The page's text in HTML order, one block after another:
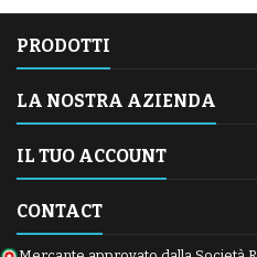
PRODOTTI
LA NOSTRA AZIENDA
IL TUO ACCOUNT
CONTACT